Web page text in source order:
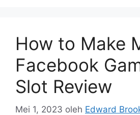
How to Make
Facebook
Slot Review
Mei 1, 2023 oleh Edward